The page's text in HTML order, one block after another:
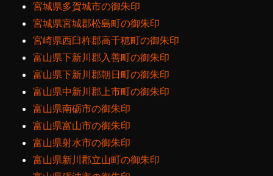
宮城県多賀城市の御朱印
宮城県宮城郡松島町の御朱印
宮崎県西臼杵郡高千穂町の御朱印
富山県下新川郡入善町の御朱印
富山県下新川郡朝日町の御朱印
富山県中新川郡上市町の御朱印
富山県南砺市の御朱印
富山県富山市の御朱印
富山県射水市の御朱印
富山県新川郡立山町の御朱印